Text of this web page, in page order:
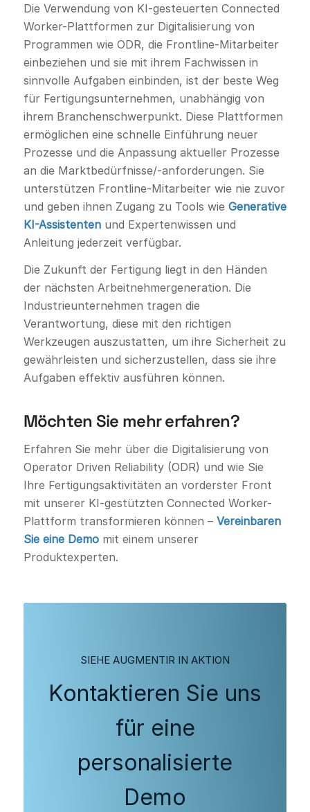
Die Verwendung von KI-gesteuerten Connected
Worker-Plattformen zur Digitalisierung von
Programmen wie ODR, die Frontline-Mitarbeiter
einbeziehen und sie mit ihrem Fachwissen in
sinnvolle Aufgaben einbinden, ist der beste Weg
für Fertigungsunternehmen, unabhängig von
ihrem Branchenschwerpunkt. Diese Plattformen
ermöglichen eine schnelle Einführung neuer
Prozesse und die Anpassung aktueller Prozesse
an die Marktbedürfnisse/-anforderungen. Sie
unterstützen Frontline-Mitarbeiter wie nie zuvor
und geben ihnen Zugang zu Tools wie Generative
KI-Assistentenund Expertenwissen und
Anleitung jederzeit verfügbar.
Die Zukunft der Fertigung liegt in den Händen
der nächsten Arbeitnehmergeneration. Die
Industrieunternehmen tragen die
Verantwortung, diese mit den richtigen
Werkzeugen auszustatten, um ihre Sicherheit zu
gewährleisten und sicherzustellen, dass sie ihre
Aufgaben effektiv ausführen können.
Möchten Sie mehr erfahren?
Erfahren Sie mehr über die Digitalisierung von
Operator Driven Reliability (ODR) und wie Sie
Ihre Fertigungsaktivitäten an vorderster Front
mit unserer KI-gestützten Connected Worker-
Plattform transformieren können – Vereinbaren
Sie eine Demomit einem unserer
Produktexperten.
SIEHE AUGMENTIR IN AKTION
Kontaktieren Sie uns
für eine
personalisierte
Demo